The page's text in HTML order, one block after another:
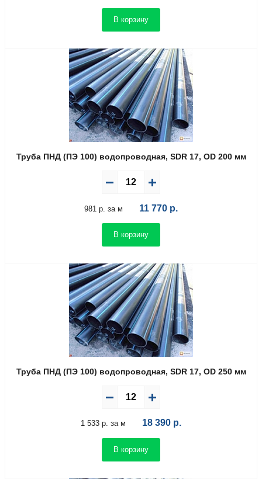
В корзину
Труба ПНД (ПЭ 100) водопроводная, SDR 17, OD 200 мм
981 р. за м 11 770 р.
В корзину
Труба ПНД (ПЭ 100) водопроводная, SDR 17, OD 250 мм
1 533 р. за м 18 390 р.
В корзину